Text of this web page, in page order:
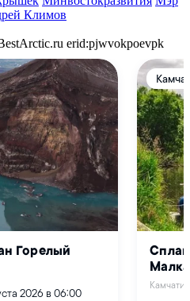
Климов
erid:pjwvokpoevpk